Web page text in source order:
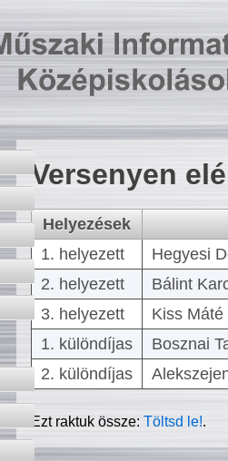
Versenyen
Helyezések
1. helyezett
Hegyesi
2. helyezett
Bálint
3. helyezett
Kiss
1. különdíjas
Bosznai
2. különdíjas
Ezt raktuk össze:Töltsd le!.